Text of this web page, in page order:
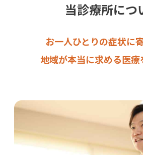
当診療所につ
お一人ひとりの症状に
地域が本当に求める医療